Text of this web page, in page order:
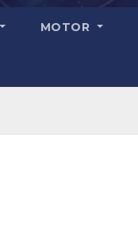
MOTOR